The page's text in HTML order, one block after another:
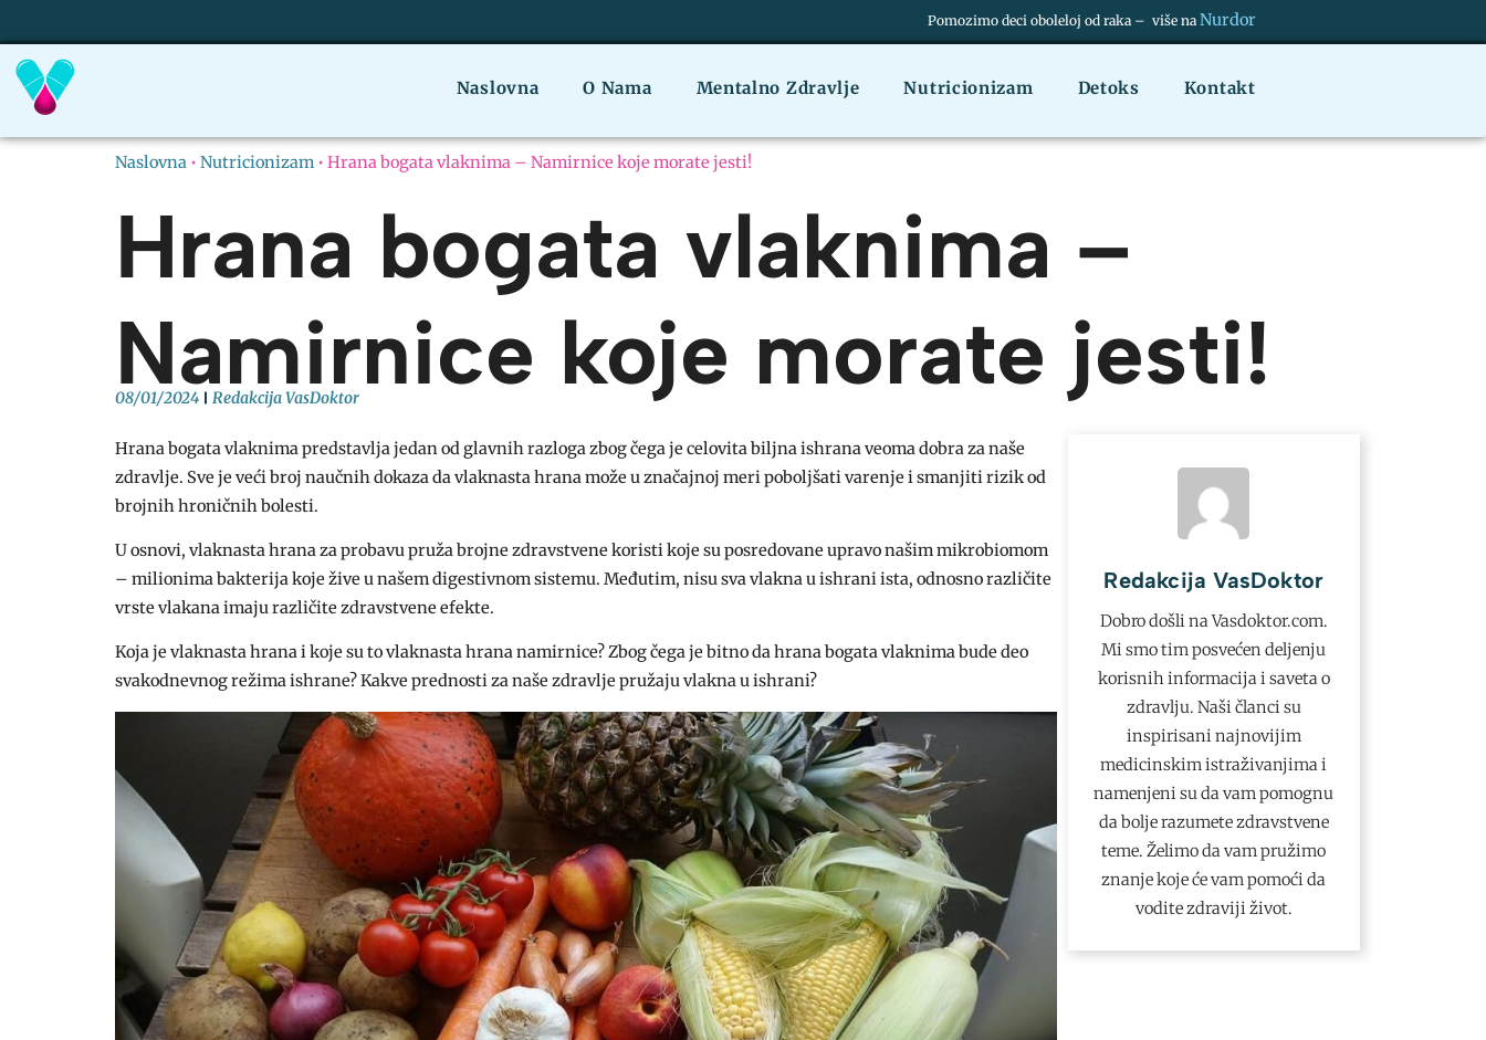
Pomozimo deci oboleloj od raka – više na Nurdor
Naslovna O Nama Mentalno Zdravlje Nutricionizam Detoks Kontakt
Naslovna •Nutricionizam •Hrana bogata vlaknima – Namirnice koje morate jesti!
Hrana bogata vlaknima –
Namirnice koje morate jesti!
08/01/2024 Redakcija VasDoktor
Hrana bogata vlaknima predstavlja jedan od glavnih razloga zbog čega je celovita biljna ishrana veoma dobra za naše
zdravlje. Sve je veći broj naučnih dokaza da vlaknasta hrana može u značajnoj meri poboljšati varenje i smanjiti rizik od
brojnih hroničnih bolesti.
U osnovi, vlaknasta hrana za probavu pruža brojne zdravstvene koristi koje su posredovane upravo našim mikrobiomom
– milionima bakterija koje žive u našem digestivnom sistemu. Međutim, nisu sva vlakna u ishrani ista, odnosno različite
vrste vlakana imaju različite zdravstvene efekte.
Koja je vlaknasta hrana i koje su to vlaknasta hrana namirnice? Zbog čega je bitno da hrana bogata vlaknima bude deo
svakodnevnog režima ishrane? Kakve prednosti za naše zdravlje pružaju vlakna u ishrani?
Redakcija VasDoktor
Dobro došli na Vasdoktor.com.
Mi smo tim posvećen deljenju
korisnih informacija i saveta o
zdravlju. Naši članci su
inspirisani najnovijim
medicinskim istraživanjima i
namenjeni su da vam pomognu
da bolje razumete zdravstvene
teme. Želimo da vam pružimo
znanje koje će vam pomoći da
vodite zdraviji život.